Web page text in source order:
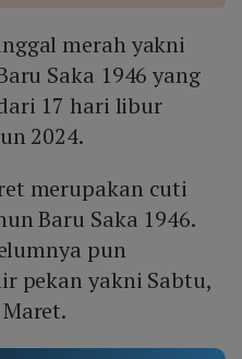
merah yakni
Saka 1946 yang
17 hari libur
2024.
merupakan cuti
Baru Saka 1946.
pun
pekan yakni Sabtu,